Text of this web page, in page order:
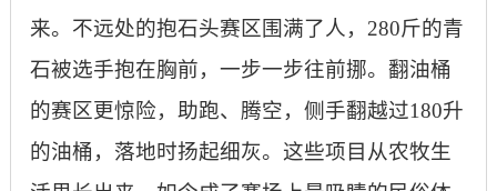
来。不远处的抱石头赛区围满了人，280斤的青
石被选手抱在胸前，一步一步往前挪。翻油桶
的赛区更惊险，助跑、腾空，侧手翻越过180升
的油桶，落地时扬起细灰。这些项目从农牧生